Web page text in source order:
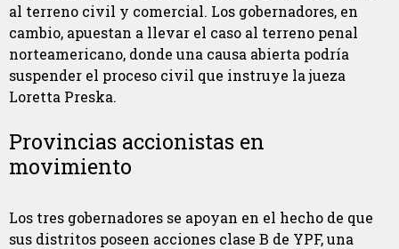
al terreno civil y comercial. Los gobernadores, en
cambio, apuestan a llevar el caso al terreno penal
norteamericano, donde una causa abierta podría
suspender el proceso civil que instruye la jueza
Loretta Preska.
Provincias accionistas en
movimiento
Los tres gobernadores se apoyan en el hecho de que
sus distritos poseen acciones clase B de YPF, una